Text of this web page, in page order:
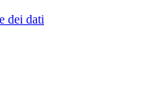
dei dati